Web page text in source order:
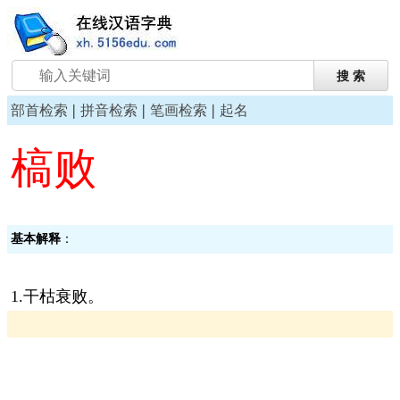
部首检索 | 拼音检索 | 笔画检索 | 起名
槁败
基本解释 ：
1.干枯衰败。